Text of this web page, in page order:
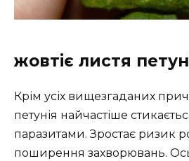
жовтіє листя
Крім усіх вищезгаданих
петунія найчастіше
паразитами. Зростає ризик
поширення захворювань.